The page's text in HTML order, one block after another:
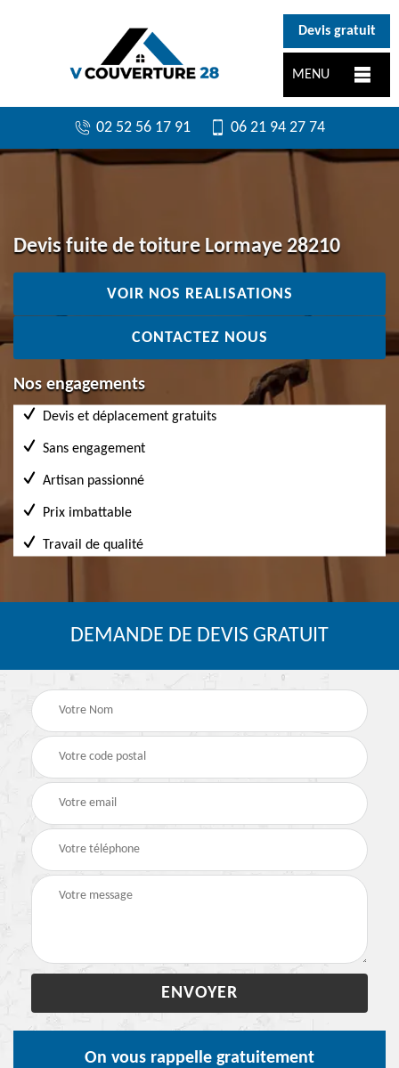
Devis gratuit
MENU
02 52 56 17 91 06 21 94 27 74
Devis fuite de toiture Lormaye 28210
VOIR NOS REALISATIONS
CONTACTEZ NOUS
Nos engagements
Devis et déplacement gratuits
Sans engagement
Artisan passionné
Prix imbattable
Travail de qualité
DEMANDE DE DEVIS GRATUIT
On vous rappelle gratuitement